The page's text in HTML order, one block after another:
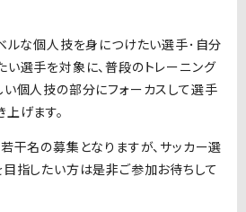
ルな個人技を身につけたい選手･自分
選手を対象に、普段のトレーニング
個人技の部分にフォーカスして選手
げます。
干名の募集となりますが、サッカー選
指したい方は是非ご参加お待ちして